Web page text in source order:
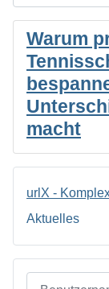
Warum
macht
urlX -
Aktuelles